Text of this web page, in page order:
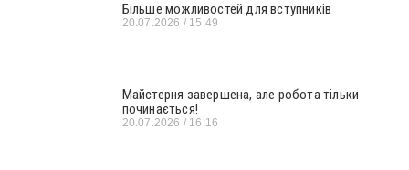
Більше можливостей для вступників
20.07.2026 15:49
Майстерня завершена, але робота тільки
починається!
20.07.2026 16:16